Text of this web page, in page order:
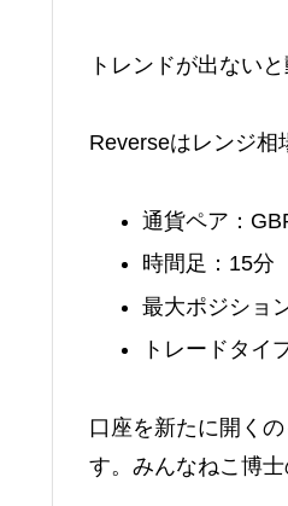
トレンドが出ない
Reverseはレンジ相
通貨ペア：
時間足：15分
最大ポジショ
トレードタイ
口座を新たに開く
す。みんなねこ博士